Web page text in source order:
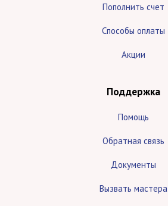
Пополнить счет
Способы оплаты
Акции
Поддержка
Помощь
Обратная связь
Документы
Вызвать мастера